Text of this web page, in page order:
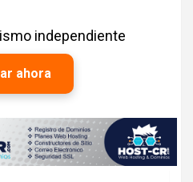
independiente
ahora